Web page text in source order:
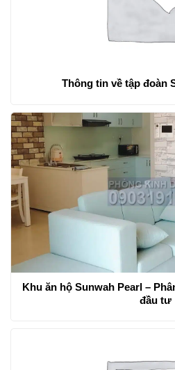
Thông tin về tập đoàn
Khu ăn hộ Sunwah Pearl –
đầu tư